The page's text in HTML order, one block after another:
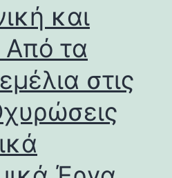
και
τα
στις